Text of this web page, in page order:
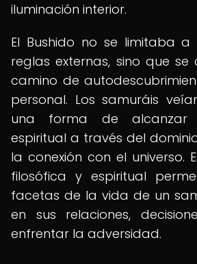
iluminación interior.
El Bushido no se limitaba
reglas externas, sino que
camino de
personal. Los samuráis
una forma de alcanzar
espiritual a través del
la conexión con el universo.
filosófica y espiritual
facetas de la vida de un
en sus relaciones,
enfrentar la adversidad.